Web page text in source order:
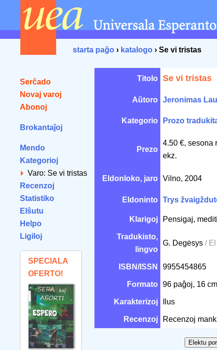
starta paĝo › katalogo › Se vi tristas
Serĉado
Novaj varoj
Abonoj
Brokantaĵoj
Mendo
Kategorioj
Varo: Se vi tristas
Recenzoj
Statistiko
Elŝutu
Helpo
Ligiloj
SPECIALA
OFERTO!
Titolo Se vi tristas
Aŭtoro Jeronimas
Kategorio Prozo
Prezo
4.50 €, sesona
ekz.
Eldonloko, jaro Vilno, 2004
Eldoninto Trys
Klarigoj Pensigaj,
Tradukisto,
lingvo
G. Degėsys /
ISBN/ISSN 9955454865
Formato 96 paĝoj, 16
Karakterizoj Ilus
Recenzoj Recenzoj